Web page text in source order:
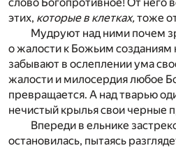
этих, которые в клетках, тоже
Мудруют над ними почем
о жалости к Божьим созданиям
забывают в ослеплении ума
жалости и милосердия любое
превращается. А над тварью
нечистый крылья свои черные
Впереди в ельнике
остановилась, пытаясь